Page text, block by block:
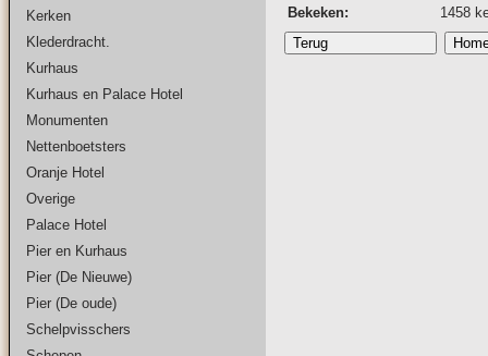
Kerken
Klederdracht.
Kurhaus
Kurhaus en Palace Hotel
Monumenten
Nettenboetsters
Oranje Hotel
Overige
Palace Hotel
Pier en Kurhaus
Pier (De Nieuwe)
Pier (De oude)
Schelpvisschers
Bekeken:
1458